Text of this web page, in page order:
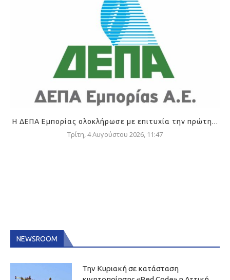
Η ΔΕΠΑ Εμπορίας ολοκλήρωσε με επιτυχία την πρώτη...
Τρίτη, 4 Αυγούστου 2026, 11:47
NEWSROOM
Την Κυριακή σε κατάσταση